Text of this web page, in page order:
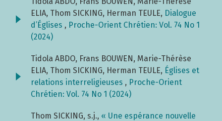
ELIA, Thom SICKING, Herman TEULE, Dialogue
d’Églises , Proche-Orient Chrétien: Vol. 74 No 1
(2024)
Tidola ABDO, Frans BOUWEN, Marie-Thérèse
ELIA, Thom SICKING, Herman TEULE, Églises et
relations interreligieuses , Proche-Orient
Chrétien: Vol. 74 No 1 (2024)
Thom SICKING, s.j., « Une espérance nouvelle